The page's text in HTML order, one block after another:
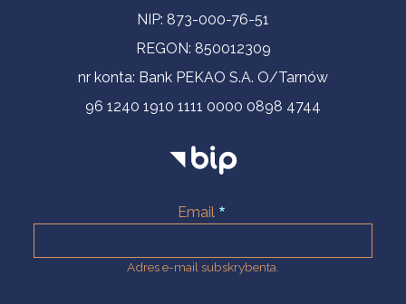
NIP: 873-000-76-51
REGON: 850012309
nr konta: Bank PEKAO S.A. O/Tarnów
96 1240 1910 1111 0000 0898 4744
Email
Adres e-mail subskrybenta.